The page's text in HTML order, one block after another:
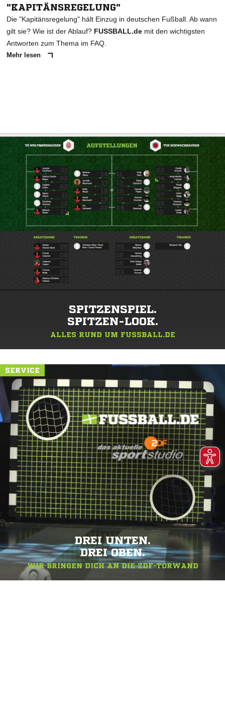
"KAPITÄNSREGELUNG"
Die "Kapitänsregelung" hält Einzug in deutschen Fußball. Ab wann
gilt sie? Wie ist der Ablauf? FUSSBALL.de mit den wichtigsten
Antworten zum Thema im FAQ.
Mehr lesen
SPITZENSPIEL.
SPITZEN-LOOK.
ALLES RUND UM FUSSBALL.DE
SERVICE
DREI UNTEN.
DREI OBEN.
WIR BRINGEN DICH AN DIE ZDF-TORWAND